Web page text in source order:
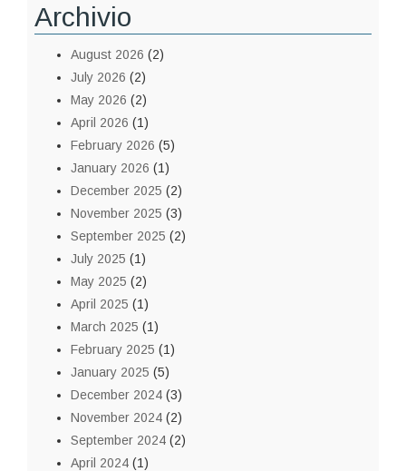
Archivio
August 2026 (2)
July 2026 (2)
May 2026 (2)
April 2026 (1)
February 2026 (5)
January 2026 (1)
December 2025 (2)
November 2025 (3)
September 2025 (2)
July 2025 (1)
May 2025 (2)
April 2025 (1)
March 2025 (1)
February 2025 (1)
January 2025 (5)
December 2024(3)
November 2024(2)
September 2024(2)
April 2024(1)